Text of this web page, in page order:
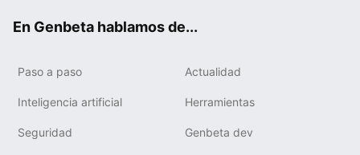
En Genbeta hablamos de...
Paso a paso Actualidad
Inteligencia artificial Herramientas
Seguridad Genbeta dev